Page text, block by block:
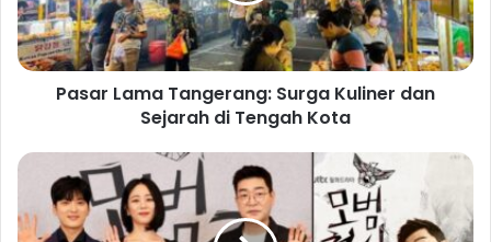
Pasar Lama Tangerang: Surga Kuliner dan
Sejarah di Tengah Kota